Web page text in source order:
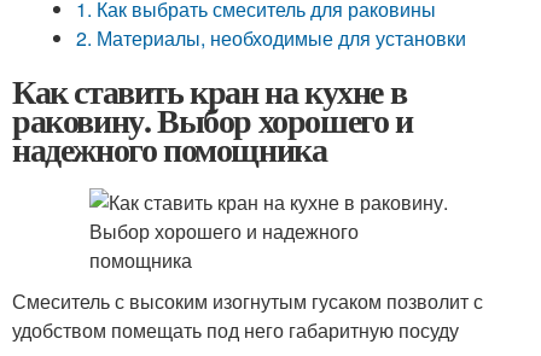
1. Как выбрать смеситель для раковины
2. Материалы, необходимые для установки
Как ставить кран на кухне в
раковину. Выбор хорошего и
надежного помощника
Смеситель с высоким изогнутым гусаком позволит с
удобством помещать под него габаритную посуду